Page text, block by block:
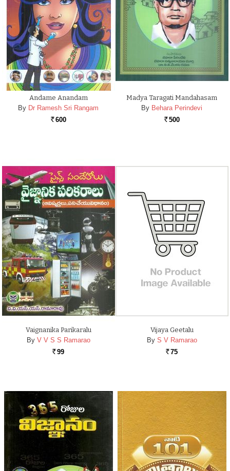
Andame Anandam
By Dr Ramesh Sri Rangam
Rs. 600
Madya Taragati Mandahasam
By Behara Perindevi
Rs. 500
Vaignanika Parikaralu
By V V S S Ramarao
Rs. 99
Vijaya Geetalu
By S V Ramarao
Rs. 75